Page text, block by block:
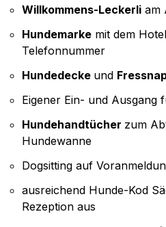
Willkommens-Leckerli am
Hundemarke mit dem
Telefonnummer
Hundedecke und
Eigener Ein- und Ausgang
Hundehandtücher zum
Hundewanne
Dogsitting auf
ausreichend Hunde-Kod
Rezeption aus